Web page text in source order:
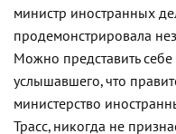
министр иностранных
продемонстрировала
Можно представить
услышавшего, что
министерство
Трасс, никогда не